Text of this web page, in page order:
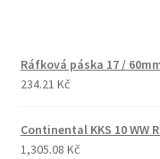
Ráfková páska 17 /
234.21 Kč
Continental KKS 10 WW
1,305.08 Kč